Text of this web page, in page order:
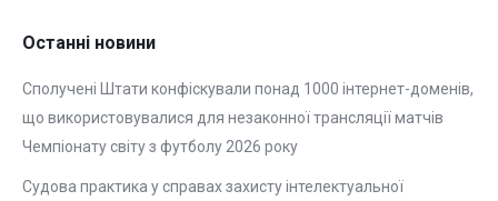
Останні новини
Сполучені Штати конфіскували понад 1000 інтернет-доменів,
що використовувалися для незаконної трансляції матчів
Чемпіонату світу з футболу 2026 року
Судова практика у справах захисту інтелектуальної